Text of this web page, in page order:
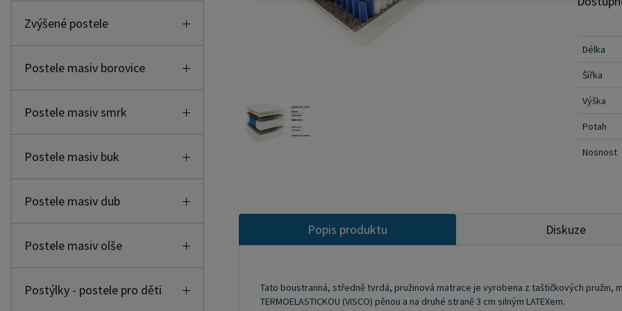
Zvýšené postele
Postele masiv borovice
Postele masiv smrk
Postele masiv buk
Postele masiv dub
Postele masiv olše
Postýlky - postele pro děti
Je to
matrace
normální
i v
na
Délka
Šířka
Výška
Potah
Nosnost
Popis produktu Diskuze
Tato boustranná, středně tvrdá, pružinová matrace je vyrobena z taštičkových pružin,
TERMOELASTICKOU (VISCO) pěnou a na druhé straně 3 cm silným LATEXem.